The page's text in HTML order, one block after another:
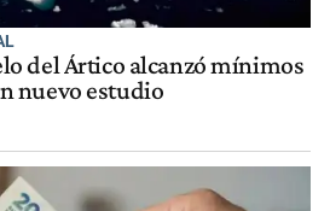
del Ártico alcanzó mínimos
nuevo estudio